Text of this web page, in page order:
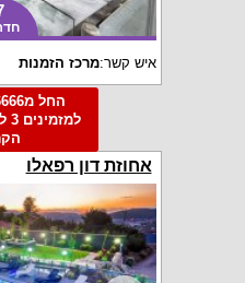
איש קשר:מרכז הזמנות
אחוזת דון רפאלו